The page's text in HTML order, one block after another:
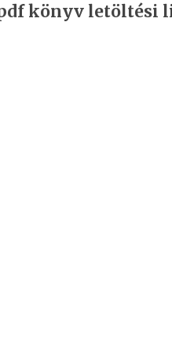
könyv letöltési